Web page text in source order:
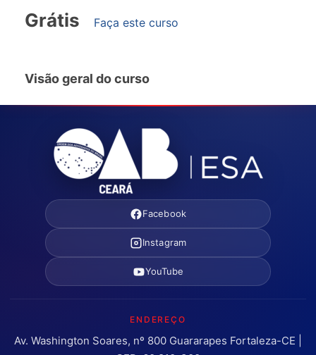
Grátis Faça este curso
Visão geral do curso
Facebook
Instagram
YouTube
ENDEREÇO
Av. Washington Soares, nº 800 Guararapes Fortaleza-CE |